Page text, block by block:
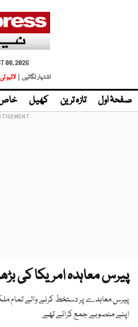
08, 2026
اشتہار لگائیں |
لائیو
صفحۂ اول تازہ ترین کھیل
پیرس معاہدہ امریکا کی
پیرس معاہدے پر دستخط کرنے والے تمام
اپنے منصوبے جمع کرائے تھے